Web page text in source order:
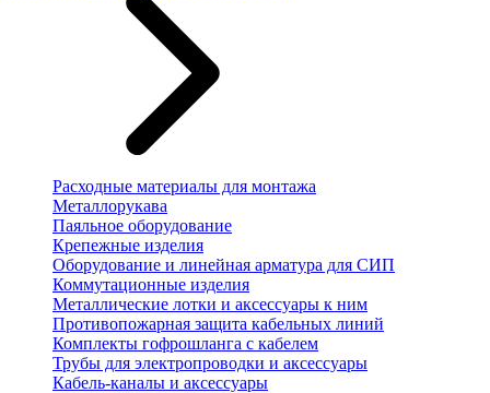
Расходные материалы для монтажа
Металлорукава
Паяльное оборудование
Крепежные изделия
Оборудование и линейная арматура для СИП
Коммутационные изделия
Металлические лотки и аксессуары к ним
Противопожарная защита кабельных линий
Комплекты гофрошланга с кабелем
Трубы для электропроводки и аксессуары
Кабель-каналы и аксессуары